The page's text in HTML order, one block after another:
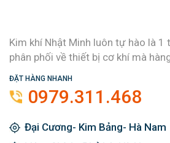
Kim khí Nhật Minh luôn tự hào là 1
phân phối về thiết bị cơ khí mà